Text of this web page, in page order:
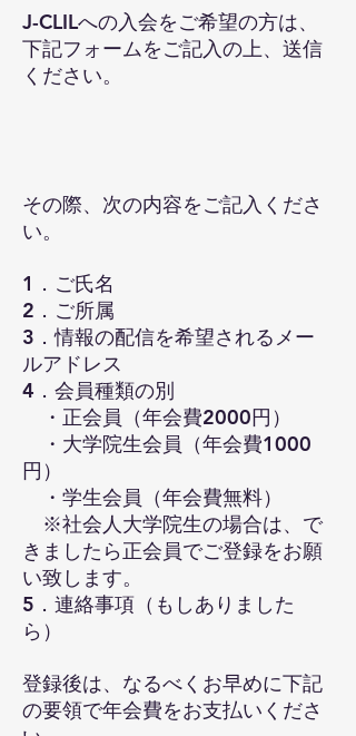
した、
日本人学校CLIL研修事業 プ
ノンペン日本人学校オンライン公開
研究授業を 掲載しました。
2026/3/2
2月21日(土)にオンラインで行われま
した、
会 レポートを掲載しました。
詳細
J-CLILへの入会をご希望の方は、
下記フォームをご記入の上、送信
ください。
その際、次の内容をご記入くださ
い。
1．ご氏名
2．ご所属
3．情報の配信を希望されるメー
ルアドレス
4．会員種類の別
・正会員（年会費2000円）
・大学院生会員（年会費1000
円）
・学生会員（年会費無料）
※社会人大学院生の場合は、で
きましたら正会員でご登録をお願
い致します。
5．連絡事項（もしありました
ら）
登録後は、なるべくお早めに下記
の要領で年会費をお支払いくださ